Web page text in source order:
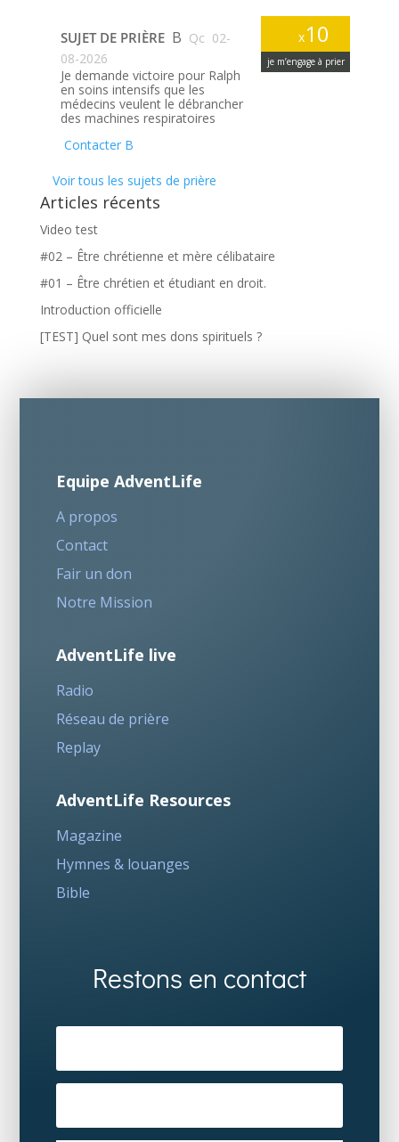
x10
je m’engage à prier
SUJET DE PRIÈRE B Qc 02-
08-2026
Je demande victoire pour Ralph
en soins intensifs que les
médecins veulent le débrancher
des machines respiratoires
Contacter B
Voir tous les sujets de prière
Articles récents
Video test
#02 – Être chrétienne et mère célibataire
#01 – Être chrétien et étudiant en droit.
Introduction officielle
[TEST] Quel sont mes dons spirituels ?
Equipe AdventLife
A propos
Contact
Fair un don
Notre Mission
AdventLife live
Radio
Réseau de prière
Replay
AdventLife Resources
Magazine
Hymnes & louanges
Bible
Restons en contact